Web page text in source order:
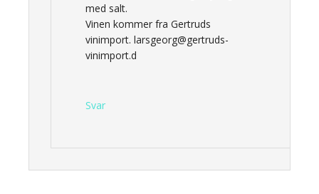
med salt.
Vinen kommer fra Gertruds
vinimport. larsgeorg@gertruds-
vinimport.d
Svar